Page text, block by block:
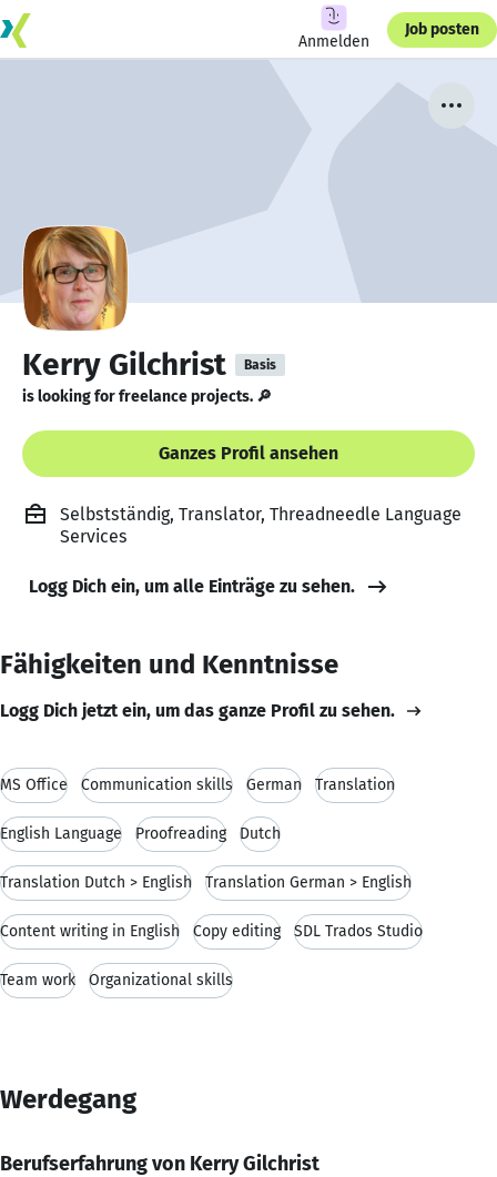
Anmelden
Job posten
Kerry Gilchrist Basis
is looking for freelance projects. 🔎
Ganzes Profil ansehen
Selbstständig, Translator, Threadneedle Language
Services
Logg Dich ein, um alle Einträge zu sehen.
Fähigkeiten und Kenntnisse
Logg Dich jetzt ein, um das ganze Profil zu sehen.
MS Office Communication skills German Translation
English Language Proofreading Dutch
Translation Dutch > English Translation German > English
Content writing in English Copy editing SDL Trados Studio
Team work Organizational skills
Werdegang
Berufserfahrung von Kerry Gilchrist